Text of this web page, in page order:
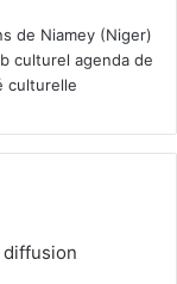
de Niamey (Niger)
culturel agenda de
culturelle